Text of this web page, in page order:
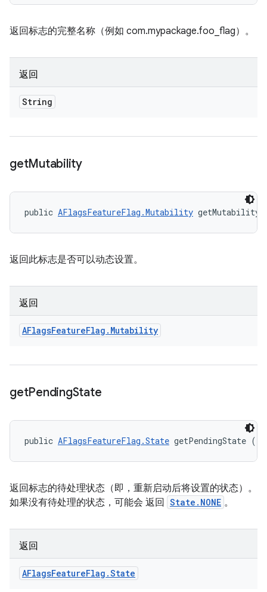
返回标志的完整名称（例如 com.mypackage.foo_flag）。
返回
String
getMutability
public AFlagsFeatureFlag.Mutability getMutability
返回此标志是否可以动态设置。
返回
AFlagsFeatureFlag . Mutability
getPendingState
public AFlagsFeatureFlag.State getPendingState ()
返回标志的待处理状态（即，重新启动后将设置的状态）。
如果没有待处理的状态，可能会 返回
State.NONE 。
返回
AFlagsFeatureFlag .State